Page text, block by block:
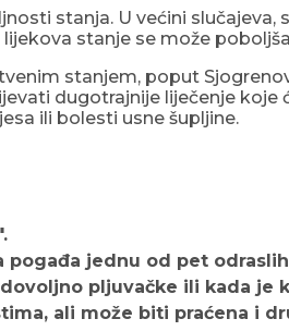
stanja. U većini
stanje se može
stanjem, poput
dugotrajnije liječenje
ili bolesti usne šupljine.
jednu od pet
pljuvačke ili kada je
ali može biti praćena i